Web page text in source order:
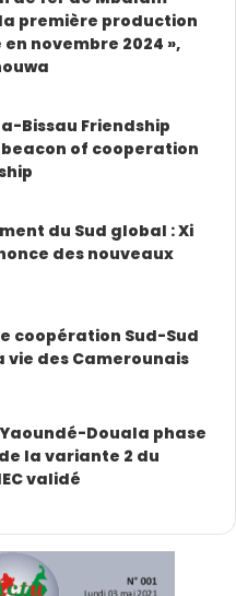
visent à offrir des
lieu de résidence,
Cette
le potentiel de
les coûts pour
à des économies
capacité de la
avec sérénité
d’une vision
les années à venir, la
placée pour poursuivre
robuste et dynamique,
facteur clé de stabilité
international.
la première production
novembre 2024 »,
Bissau Friendship
beacon of cooperation
du Sud global : Xi
des nouveaux
coopération Sud-Sud
vie des Camerounais
Douala phase
la variante 2 du
validé